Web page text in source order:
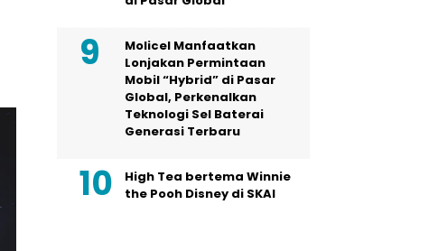
Molicel Manfaatkan
Lonjakan Permintaan
Mobil “Hybrid” di Pasar
Global, Perkenalkan
Teknologi Sel Baterai
Generasi Terbaru
High Tea bertema Winnie
the Pooh Disney di SKAI